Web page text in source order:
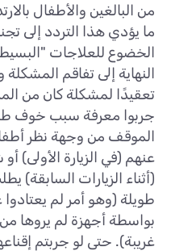
من البالغين والأطفال
ما يؤدي هذا التردد إلى
الخضوع للعلاجات
النهاية إلى تفاقم المشكلة
تعقيدًا لمشكلة كان من
جربوا معرفة سبب خوف
الموقف من وجهة نظر
عنهم (في الزيارة الأولى)
(أثناء الزيارات السابقة)
طويلة (وهو أمر لم
بواسطة أجهزة لم يروها من
غريبة). حتى لو جربتم